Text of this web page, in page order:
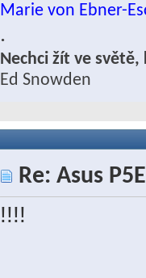
Marie von Ebner-
.
Nechci žít ve
Ed Snowden
Re: Asus
!!!!